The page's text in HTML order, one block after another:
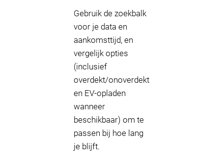
Gebruik de zoekbalk
voor je data en
aankomsttijd, en
vergelijk opties
(inclusief
overdekt/onoverdekt
en EV-opladen
wanneer
beschikbaar) om te
passen bij hoe lang
je blijft.